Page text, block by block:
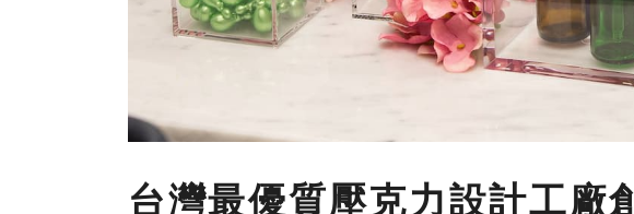
台灣最優質壓克力設計工廠